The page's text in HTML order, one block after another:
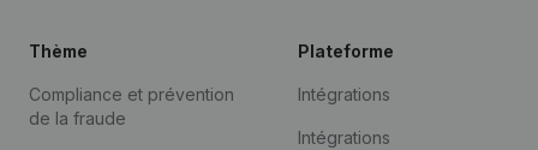
Thème
Compliance et prévention
de la fraude
Plateforme
Intégrations
Intégrations